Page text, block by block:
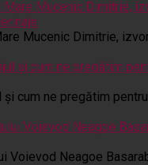
Mucenic Dimitrie,
şi cum ne pregătim
Voievod Neagoe